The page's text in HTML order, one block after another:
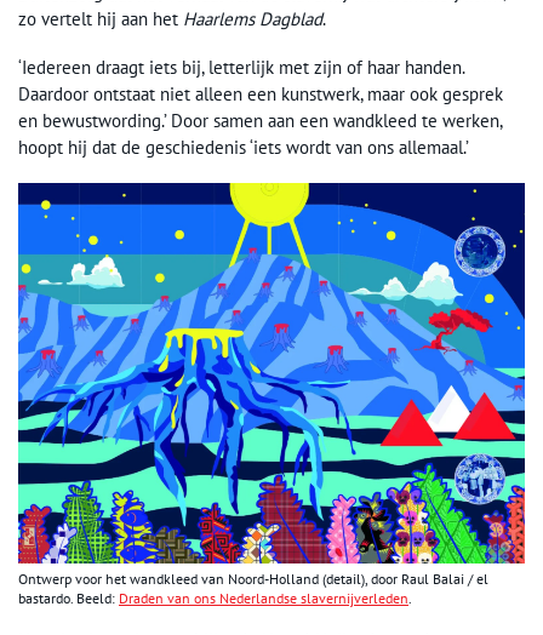
zo vertelt hij aan het Haarlems Dagblad.
‘Iedereen draagt iets bij, letterlijk met zijn of haar handen.
Daardoor ontstaat niet alleen een kunstwerk, maar ook gesprek
en bewustwording.’ Door samen aan een wandkleed te werken,
hoopt hij dat de geschiedenis ‘iets wordt van ons allemaal.’
Ontwerp voor het wandkleed van Noord-Holland (detail), door Raul Balai / el
bastardo. Beeld: Draden van ons Nederlandse slavernijverleden